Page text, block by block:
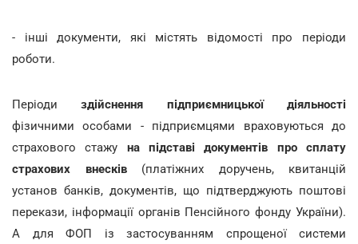
- інші документи, які містять відомості про періоди
роботи.
Періодиздійснення підприємницької діяльності
фізичними особами - підприємцями враховуються до
страхового стажу на підставі документів про сплату
страхових внесків(платіжних доручень, квитанцій
установ банків, документів, що підтверджують поштові
перекази, інформації органів Пенсійного фонду України).
А для ФОП із застосуванням спрощеної системи